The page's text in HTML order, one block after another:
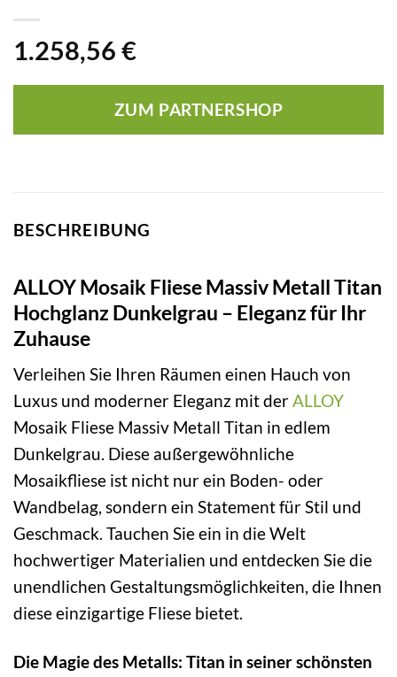
1.258,56 €
ZUM PARTNERSHOP
BESCHREIBUNG
ALLOY Mosaik Fliese Massiv Metall Titan
Hochglanz Dunkelgrau – Eleganz für Ihr
Zuhause
Verleihen Sie Ihren Räumen einen Hauch von
Luxus und moderner Eleganz mit derALLOY
Mosaik Fliese Massiv Metall Titan in edlem
Dunkelgrau. Diese außergewöhnliche
Mosaikfliese ist nicht nur ein Boden- oder
Wandbelag, sondern ein Statement für Stil und
Geschmack. Tauchen Sie ein in die Welt
hochwertiger Materialien und entdecken Sie die
unendlichen Gestaltungsmöglichkeiten, die Ihnen
diese einzigartige Fliese bietet.
Die Magie des Metalls: Titan in seiner schönsten